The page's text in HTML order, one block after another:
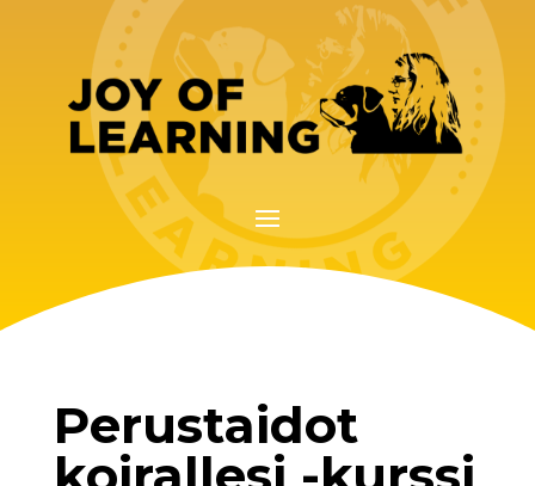
Perustaidot